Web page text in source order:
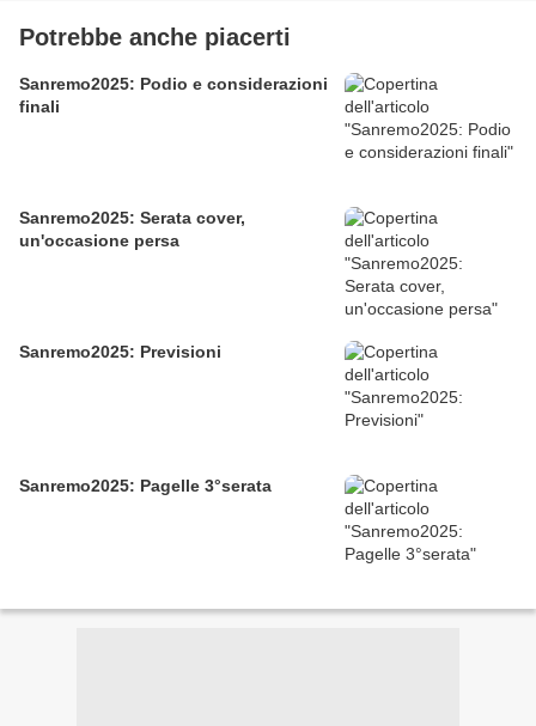
Potrebbe anche piacerti
Sanremo2025: Podio e considerazioni
finali
Sanremo2025: Serata cover,
un'occasione persa
Sanremo2025: Previsioni
Sanremo2025: Pagelle 3°serata